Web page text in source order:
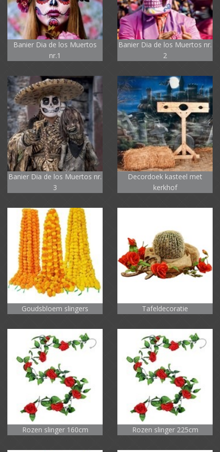
Banier Dia de los Muertos
nr.1
Banier Dia de los Muertos nr.
2
Banier Dia de los Muertos nr.
3
Decordoek kasteel met
kerkhof
Goudsbloem slingers Tafeldecoratie
Rozen slinger 160cm Rozen slinger 225cm